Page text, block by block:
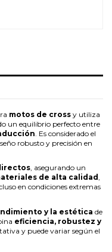
motos de cross y utiliza
un equilibrio perfecto entre
. Es considerado el
robusto y precisión en
, asegurando un
de alta calidad,
en condiciones extremas
y la estética de
eficiencia, robustez y
y puede variar según el